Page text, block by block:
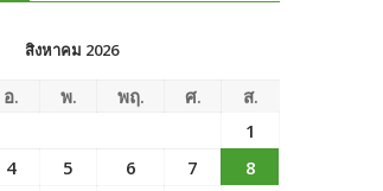
สิงหาคม 2026
อ. พ. พฤ. ศ.
ส.
1
4 5 6 7
8